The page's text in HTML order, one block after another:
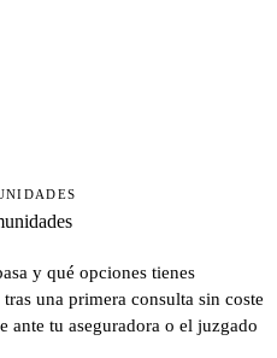
y qué opciones tienes
una primera consulta sin coste
ante tu aseguradora o el juzgado